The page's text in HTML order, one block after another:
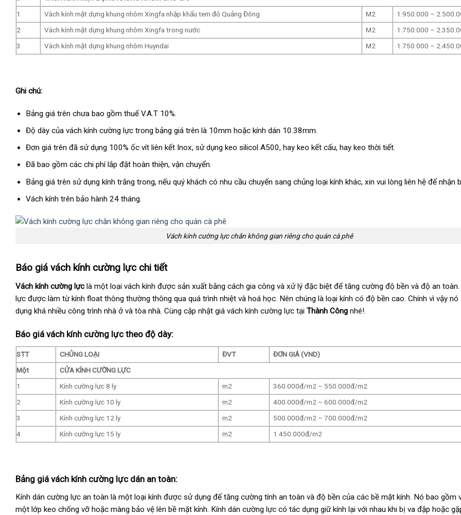
1
Vách kính mặt dựng khung nhôm Xingfa nhập khẩu tem đỏ Quảng Đông M2
1.950.000 –
2
Vách kính mặt dựng khung nhôm Xingfa trong nước M2
1.750.000 –
3
Vách kính mặt dựng khung nhôm Huyndai M2 1.750.000 –
Ghi chú:
Bảng giá trên chưa bao gồm thuế V.A.T 10%.
Độ dày của vách kính cường lực trong bảng giá trên là 10mm hoặc kính dán 10.38mm.
Đơn giá trên đã sử dụng 100% ốc vít liên kết Inox, sử dụng keo silicol A500, hay keo kết cấu, hay keo thời tiết.
Đã bao gồm các chi phí lắp đặt hoàn thiện, vận chuyển.
Bảng giá trên sử dụng kính trắng trong, nếu quý khách có nhu cầu chuyển sang chủng loại kính khác, xin vui lòng liên hệ để nhận
Vách kính trên bảo hành 24 tháng.
Vách kính cường lực chắn không gian riêng cho quán cà phê
Báo giá vách kính cường lực chi tiết
Vách kính cường lựclà một loại vách kính được sản xuất bằng cách gia công và xử lý đặc biệt để tăng cường độ bền và độ an
lực được làm từ kính float thông thường thông qua quá trình nhiệt và hoá học. Nên chúng là loại kính có độ bền cao. Chính vì vậy
dụng khá nhiều công trình nhà ở và tòa nhà. Cùng cập nhật giá vách kính cường lực tại Thành Công nhé!.
Báo giá vách kính cường lực theo độ dày:
STT CHỦNG LOẠI ĐVT
ĐƠN GIÁ (VND)
Một
CỬA KÍNH CƯỜNG LỰC
1
Kính cường lực 8 ly m2
360.000đ/m2 – 550.000đ/m2
2
Kính cường lực 10 ly m2
400.000đ/m2 – 600.000đ/m2
3
Kính cường lực 12 ly m2
500.000đ/m2 – 700.000đ/m2
4
Kính cường lực 15 ly m2 1.450.000đ/m2
Bảng giá vách kính cường lực dán an toàn:
Kính dán cường lực an toàn là một loại kính được sử dụng để tăng cường tính an toàn và độ bền của các bề mặt kính. Nó bao gồm
một lớp keo chống vỡ hoặc màng bảo vệ lên bề mặt kính. Kính dán cường lực có tác dụng giữ kính lại với nhau khi bị va đập hoặc